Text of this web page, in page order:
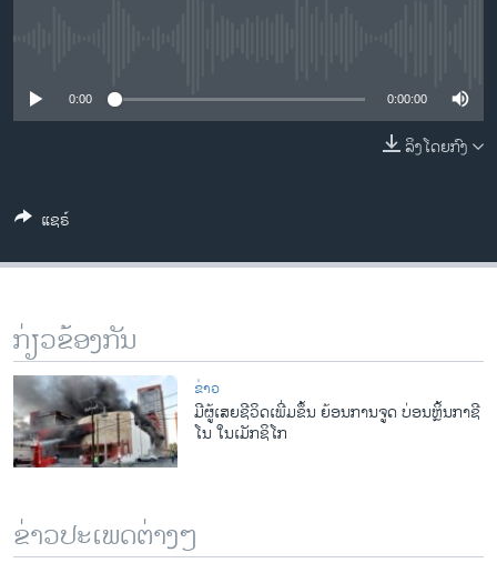
ຊີວິດຊາວລາວ
ທຸລະກິດ
ພາສາອັງກິດ
ສຽງ
ລາຍການກະຈາຍສຽງ
ລາຍງານ
ຕິດຕາມພວກເຮົາ ທີ່
ພາສາຕ່າງໆ
0:00 0:00:00
ລິງໂດຍກົງ
ແຊຣ໌
ກ່ຽວຂ້ອງກັນ
ຂ່າວ
ມີຜູ້ເສຍຊີວິດເພີ່ມຂຶ້ນ ຍ້ອນການຈູດ ບ່ອນຫຼິ້ນກາຊີ
ໂນ ໃນເມັກຊິໂກ
ຂ່າວປະເພດຕ່າງໆ